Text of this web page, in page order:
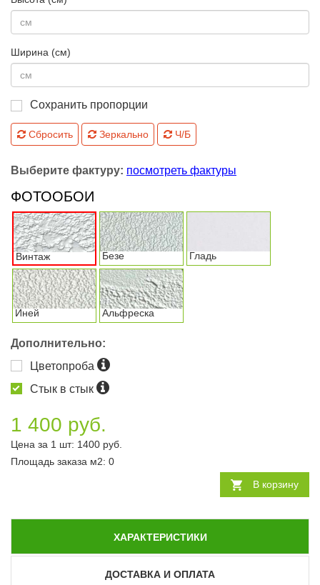
Ширина (см)
Сохранить пропорции
Сбросить Зеркально Ч/Б
Выберите фактуру: посмотреть фактуры
ФОТООБОИ
Винтаж Безе Гладь
Иней Альфреска
Дополнительно:
Цветопроба
Стык в стык
1 400 руб.
Цена за 1 шт: 1400 руб.
Площадь заказа м2: 0
В корзину
ХАРАКТЕРИСТИКИ
ДОСТАВКА И ОПЛАТА